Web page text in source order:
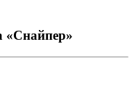
«Снайпер»